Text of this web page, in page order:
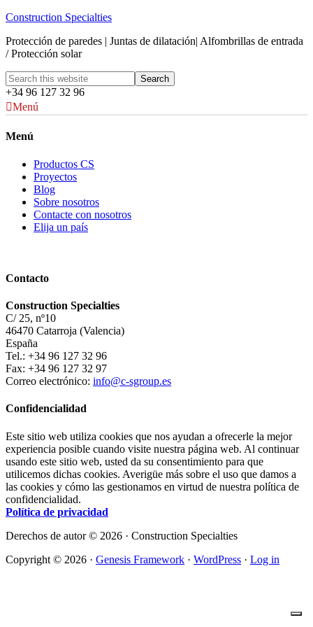
Construction Specialties
Protección de paredes | Juntas de dilatación| Alfombrillas de entrada
/ Protección solar
+34 96 127 32 96
Menú
Menú
Productos CS
Proyectos
Blog
Sobre nosotros
Contacte con nosotros
Elija un país
Contacto
Construction Specialties
C/ 25, nº10
46470 Catarroja (Valencia)
España
Tel.: +34 96 127 32 96
Fax: +34 96 127 32 97
Correo electrónico: info@c-sgroup.es
Confidencialidad
Este sitio web utiliza cookies que nos ayudan a ofrecerle la mejor
experiencia posible cuando visite nuestra página web. Al continuar
usando este sitio web, usted da su consentimiento para que
utilicemos dichas cookies. Averigüe más sobre el uso que damos a
las cookies y cómo las gestionamos en virtud de nuestra política de
confidencialidad.
Política de privacidad
Derechos de autor © 2026 · Construction Specialties
Copyright © 2026 · Genesis Framework · WordPress · Log in